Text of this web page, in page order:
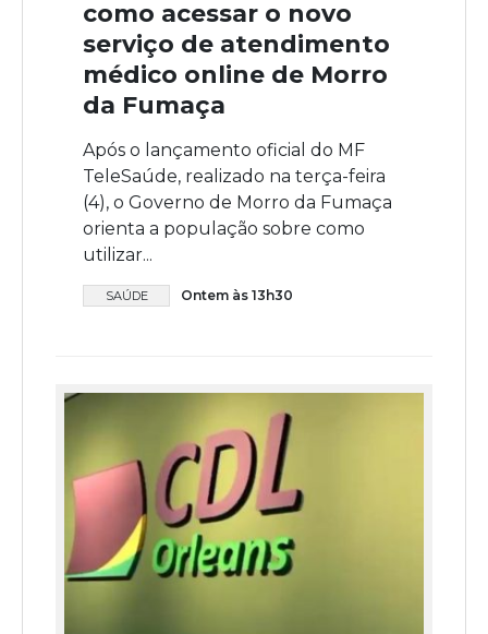
como acessar o novo
serviço de atendimento
médico online de Morro
da Fumaça
Após o lançamento oficial do MF
TeleSaúde, realizado na terça-feira
(4), o Governo de Morro da Fumaça
orienta a população sobre como
utilizar...
SAÚDE Ontem às 13h30